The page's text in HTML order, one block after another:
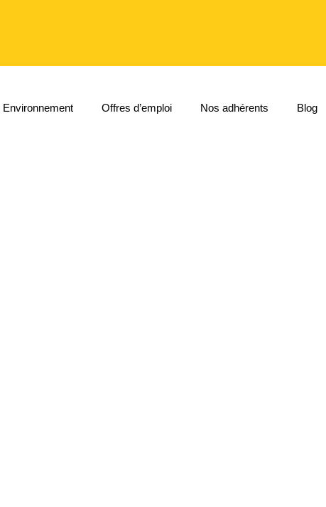
Environnement Offres d’emploi Nos adhérents Blog